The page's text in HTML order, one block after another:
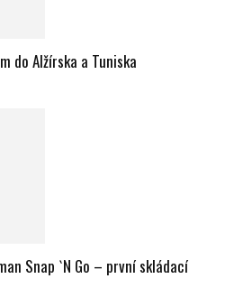
do Alžírska a Tuniska
Snap `N Go – první skládací